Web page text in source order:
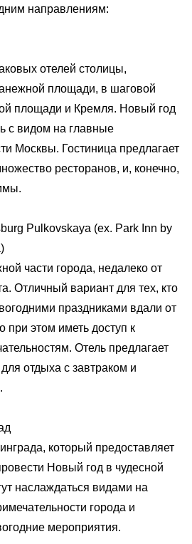
направлениям:
отелей столицы,
площади, в шаговой
площади и Кремля. Новый год
с видом на главные
Москвы. Гостиница предлагает
ресторанов, и, конечно,
Pulkovskaya (ex. Park Inn by
части города, недалеко от
Отличный вариант для тех, кто
праздниками вдали от
при этом иметь доступ к
Отель предлагает
отдыха с завтраком и
который предоставляет
Новый год в чудесной
наслаждаться видами на
города и
мероприятия.